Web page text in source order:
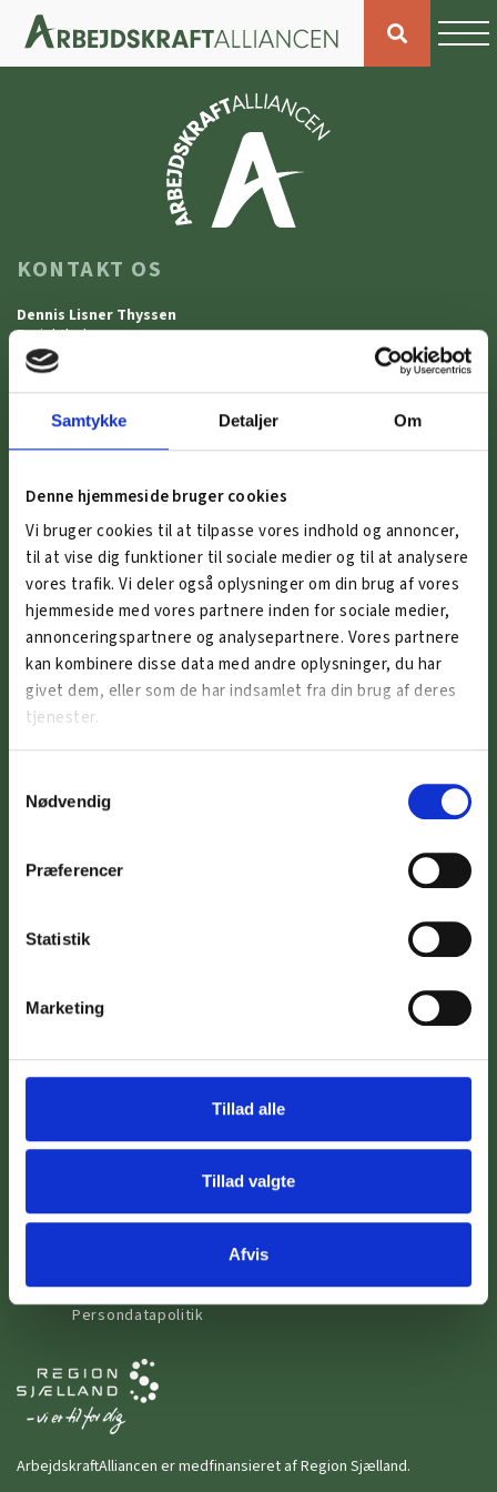
Samtykke Detaljer Om
Denne hjemmeside bruger cookies
Vi bruger cookies til at tilpasse vores indhold og annoncer,
til at vise dig funktioner til sociale medier og til at analysere
vores trafik. Vi deler også oplysninger om din brug af vores
hjemmeside med vores partnere inden for sociale medier,
annonceringspartnere og analysepartnere. Vores partnere
kan kombinere disse data med andre oplysninger, du har
givet dem, eller som de har indsamlet fra din brug af deres
tjenester.
Nødvendig
Præferencer
Statistik
Marketing
Tillad alle
Tillad valgte
Afvis
KONTAKT OS
Dennis Lisner Thyssen
Projektleder
Tlf. 5588 5248
dlt@naestvederhverv.dk
Tanya Iben Gade Birch
Projektkoordinator
Tlf. 5588 5217
CVR: 32348742
OM PROJEKTET
ArbejdskraftAlliancen er et projektsamarbejde mellem:
Region Sjælland, Erhvervshus
Sjælland, Business Faxe, Holbæk Erhvervsforum, Kalundborgegnens
Erhvervsråd, Næstved Erhverv, Ringsted Kommune, Erhvervsforum
Faxe Kommune
Roskilde Kommune
Om ArbejdskraftAlliancen
Få hjælp til
Cookiepolitik
Persondatapolitik
ArbejdskraftAlliancen er medfinansieret af Region Sjælland.